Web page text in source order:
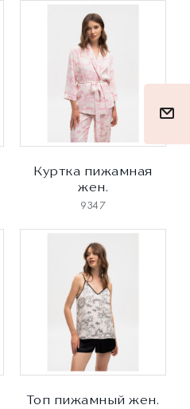
Куртка пижамная
жен.
9347
Топ пижамный жен.